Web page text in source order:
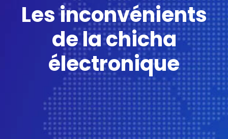
Les inconvénients
de la chicha
électronique